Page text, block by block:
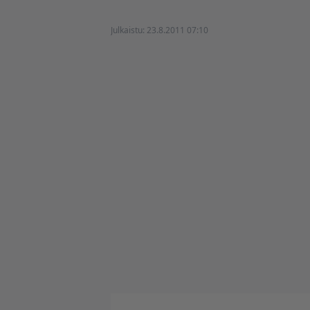
Julkaistu: 23.8.2011 07:10